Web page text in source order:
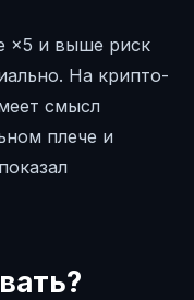
×5 и выше риск
На крипто-
смысл
плече и